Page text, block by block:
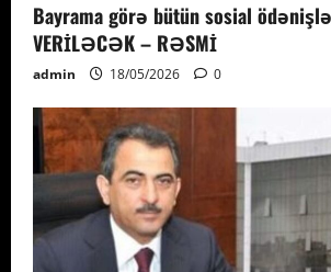
Bayrama görə bütün sosial
VERİLƏCƏK – RƏSMİ
admin 18/05/2026 0